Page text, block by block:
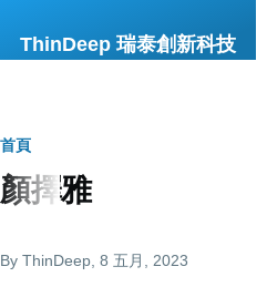
ThinDeep 瑞泰創新科技
導
航
結
首頁
顏擇雅
By ThinDeep , 8 五月, 2023